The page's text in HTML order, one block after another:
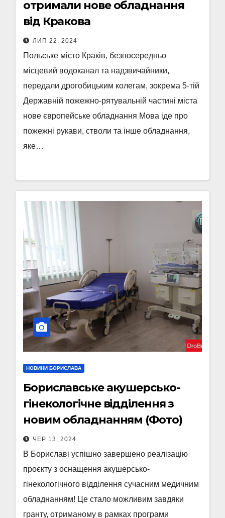
отримали нове обладнання
від Кракова
ЛИП 22, 2024
Польське місто Краків, безпосередньо
місцевий водоканал та надзвичайники,
передали дрогобицьким колегам, зокрема 5-тій
Державній пожежно-рятувальній частині міста
нове європейське обладнання Мова іде про
пожежні рукави, стволи та інше обладнання,
яке…
НОВИНИ БОРИСЛАВА
Бориславське акушерсько-
гінекологічне відділення з
новим обладнанням (Фото)
ЧЕР 13, 2024
В Бориславі успішно завершено реалізацію
проєкту з оснащення акушерсько-
гінекологічного відділення сучасним медичним
обладнанням! Це стало можливим завдяки
гранту, отриманому в рамках програми